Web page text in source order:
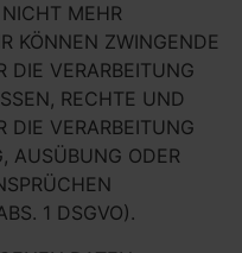
MEHR
KÖNNEN ZWINGENDE
DIE VERARBEITUNG
RECHTE UND
DIE VERARBEITUNG
AUSÜBUNG ODER
1 DSGVO).